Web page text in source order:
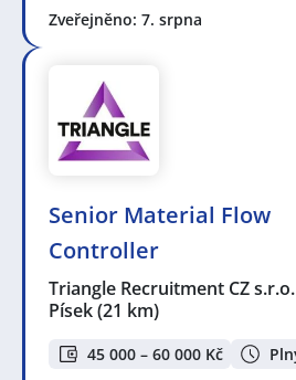
Zveřejněno: 7. srpna
Senior Material Flow
Controller
Triangle Recruitment CZ s.r.o.
Písek(21 km)
45 000 – 60 000 Kč